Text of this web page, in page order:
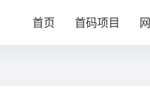
首页 首码项目